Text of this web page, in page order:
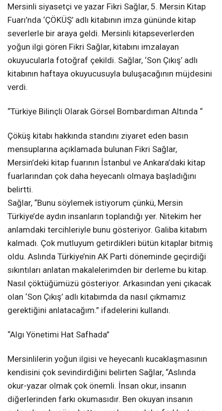
Mersinli siyasetçi ve yazar Fikri Sağlar, 5. Mersin Kitap
Fuarı’nda ‘ÇÖKÜŞ’ adlı kitabının imza gününde kitap
severlerle bir araya geldi. Mersinli kitapseverlerden
yoğun ilgi gören Fikri Sağlar, kitabını imzalayan
okuyucularla fotoğraf çekildi. Sağlar, ‘Son Çıkış’ adlı
kitabının haftaya okuyucusuyla buluşacağının müjdesini
verdi.
“Türkiye Bilinçli Olarak Görsel Bombardıman Altında “
Çöküş kitabı hakkında standını ziyaret eden basın
mensuplarına açıklamada bulunan Fikri Sağlar,
Mersin’deki kitap fuarının İstanbul ve Ankara’daki kitap
fuarlarından çok daha heyecanlı olmaya başladığını
belirtti.
Sağlar, “Bunu söylemek istiyorum çünkü, Mersin
Türkiye’de aydın insanların toplandığı yer. Nitekim her
anlamdaki tercihleriyle bunu gösteriyor. Galiba kitabım
kalmadı. Çok mutluyum getirdikleri bütün kitaplar bitmiş
oldu. Aslında Türkiye’nin AK Parti döneminde geçirdiği
sıkıntıları anlatan makalelerimden bir derleme bu kitap.
Nasıl çöktüğümüzü gösteriyor. Arkasından yeni çıkacak
olan ‘Son Çıkış’ adlı kitabımda da nasıl çıkmamız
gerektiğini anlatacağım.” ifadelerini kullandı.
“Algı Yönetimi Hat Safhada”
Mersinlilerin yoğun ilgisi ve heyecanlı kucaklaşmasının
kendisini çok sevindirdiğini belirten Sağlar, “Aslında
okur-yazar olmak çok önemli. İnsan okur, insanın
diğerlerinden farkı okumasıdır. Ben okuyan insanın